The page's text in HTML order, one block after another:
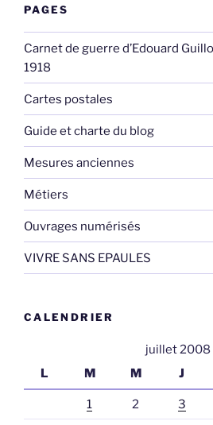
PAGES
Carnet de guerre d’Edouard
1918
Cartes postales
Guide et charte du blog
Mesures anciennes
Métiers
Ouvrages numérisés
VIVRE SANS EPAULES
CALENDRIER
juillet 2008
L
M M J
1 2 3